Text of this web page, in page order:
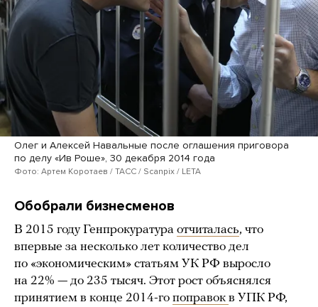
Олег и Алексей Навальные после оглашения приговора
по делу «Ив Роше», 30 декабря 2014 года
Фото: Артем Коротаев / ТАСС / Scanpix / LETA
Обобрали бизнесменов
В 2015 году Генпрокуратура отчиталась, что
впервые за несколько лет количество дел
по «экономическим» статьям УК РФ выросло
на 22% — до 235 тысяч. Этот рост объяснялся
принятием в конце 2014-го поправок в УПК РФ,